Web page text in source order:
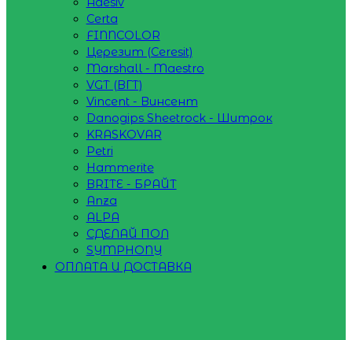
Certa
FINNCOLOR
Церезит (Ceresit)
Marshall - Maestro
VGT (ВГТ)
Vincent - Винсент
Danogips Sheetrock - Шитрок
KRASKOVAR
Petri
Hammerite
BRITE - БРАЙТ
Anza
ALPA
СДЕЛАЙ ПОЛ
SYMPHONY
ОПЛАТА И ДОСТАВКА